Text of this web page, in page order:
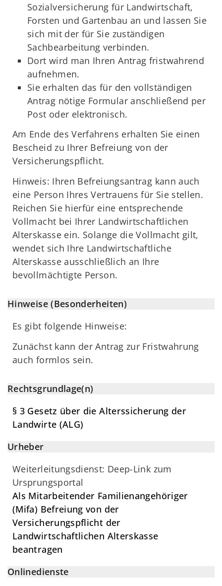
Sozialversicherung für Landwirtschaft,
Forsten und Gartenbau an und lassen Sie
sich mit der für Sie zuständigen
Sachbearbeitung verbinden.
Dort wird man Ihren Antrag fristwahrend
aufnehmen.
Sie erhalten das für den vollständigen
Antrag nötige Formular anschließend per
Post oder elektronisch.
Am Ende des Verfahrens erhalten Sie einen
Bescheid zu Ihrer Befreiung von der
Versicherungspflicht.
Hinweis: Ihren Befreiungsantrag kann auch
eine Person Ihres Vertrauens für Sie stellen.
Reichen Sie hierfür eine entsprechende
Vollmacht bei Ihrer Landwirtschaftlichen
Alterskasse ein. Solange die Vollmacht gilt,
wendet sich Ihre Landwirtschaftliche
Alterskasse ausschließlich an Ihre
bevollmächtigte Person.
Hinweise (Besonderheiten)
Es gibt folgende Hinweise:
Zunächst kann der Antrag zur Fristwahrung
auch formlos sein.
Rechtsgrundlage(n)
§ 3 Gesetz über die Alterssicherung der
Landwirte (ALG)
Urheber
Weiterleitungsdienst: Deep-Link zum
Ursprungsportal
Als Mitarbeitender Familienangehöriger
(Mifa) Befreiung von der
Versicherungspflicht der
Landwirtschaftlichen Alterskasse
beantragen
Onlinedienste